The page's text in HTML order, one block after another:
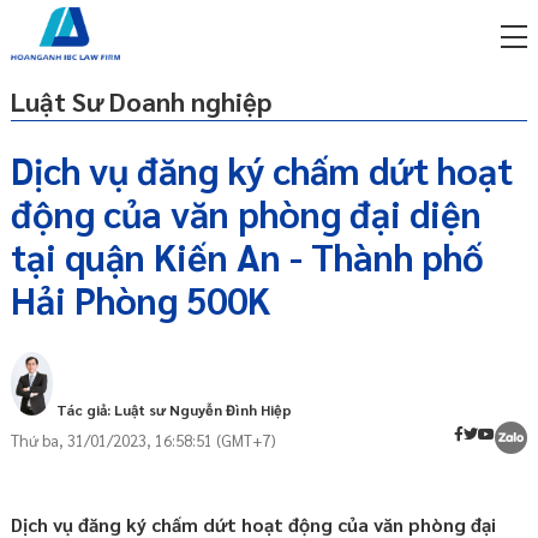
Luật Sư Doanh nghiệp
Dịch vụ đăng ký chấm dứt hoạt
động của văn phòng đại diện
tại quận Kiến An - Thành phố
Hải Phòng 500K
Tác giả: Luật sư Nguyễn Đình Hiệp
Thứ ba, 31/01/2023, 16:58:51 (GMT+7)
Dịch vụ đăng ký chấm dứt hoạt động của văn phòng đại
Văn phòng đại diện là gì và yêu cầu, căn
hoạt động của văn phòng đại diện là gì?
Thủ tục đăng ký chấm dứt hoạt động đối
phòng đại diện ở đâu?
phí qua zalo
sư trực tuyến online
ty/doanh nghiệp
gói
phí qua zalo
sư trực tuyến online
gói
gói